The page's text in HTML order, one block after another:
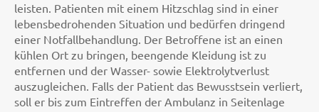
leisten. Patienten mit einem Hitzschlag sind in einer
lebensbedrohenden Situation und bedürfen dringend
einer Notfallbehandlung. Der Betroffene ist an einen
kühlen Ort zu bringen, beengende Kleidung ist zu
entfernen und der Wasser- sowie Elektrolytverlust
auszugleichen. Falls der Patient das Bewusstsein verliert,
soll er bis zum Eintreffen der Ambulanz in Seitenlage